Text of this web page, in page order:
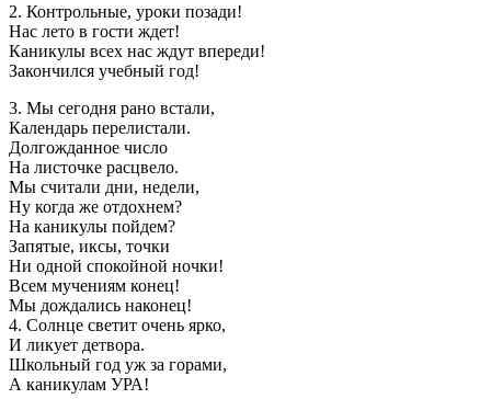
2. Контрольные, уроки позади!
Нас лето в гости ждет!
Каникулы всех нас ждут впереди!
Закончился учебный год!
3. Мы сегодня рано встали,
Календарь перелистали.
Долгожданное число
На листочке расцвело.
Мы считали дни, недели,
Ну когда же отдохнем?
На каникулы пойдем?
Запятые, иксы, точки
Ни одной спокойной ночки!
Всем мучениям конец!
Мы дождались наконец!
4. Солнце светит очень ярко,
И ликует детвора.
Школьный год уж за горами,
А каникулам УРА!